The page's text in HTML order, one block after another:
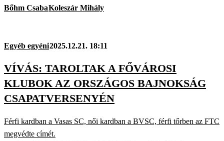
Bőhm CsabaKoleszár Mihály
Egyéb egyéni2025.12.21. 18:11
VÍVÁS: TAROLTAK A FŐVÁROSI
KLUBOK AZ ORSZÁGOS BAJNOKSÁG
CSAPATVERSENYÉN
Férfi kardban a Vasas SC, női kardban a BVSC, férfi tőrben az FTC
megvédte címét.